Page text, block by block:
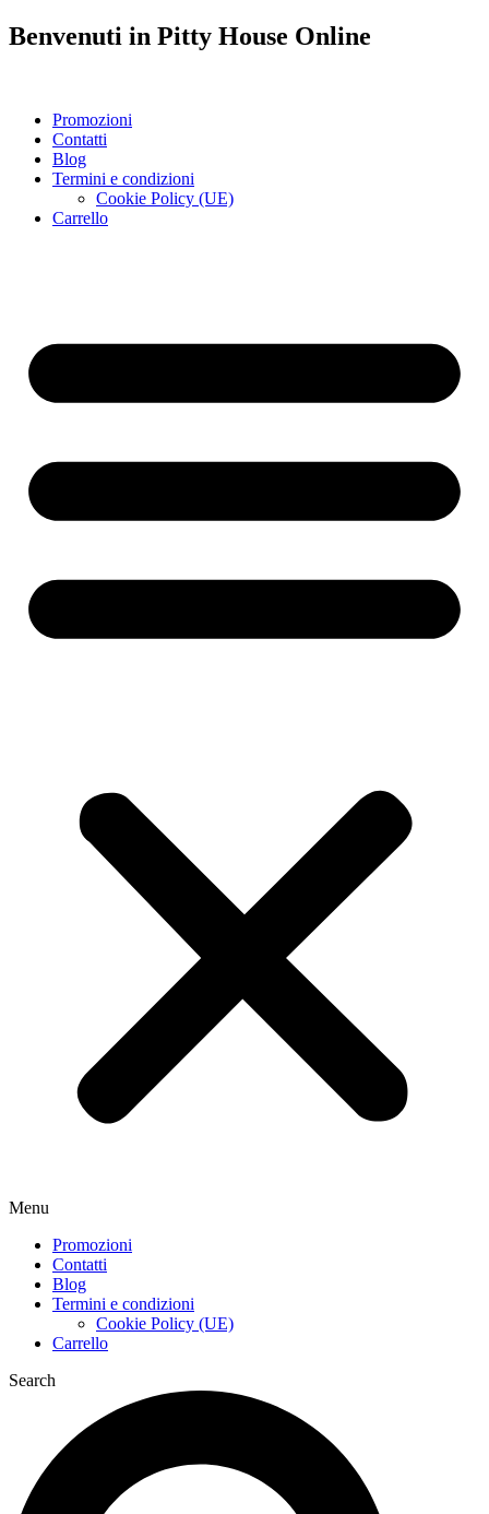
Benvenuti in Pitty House Online
Promozioni
Contatti
Blog
Termini e condizioni
Cookie Policy (UE)
Carrello
Menu
Promozioni
Contatti
Blog
Termini e condizioni
Cookie Policy (UE)
Carrello
Search